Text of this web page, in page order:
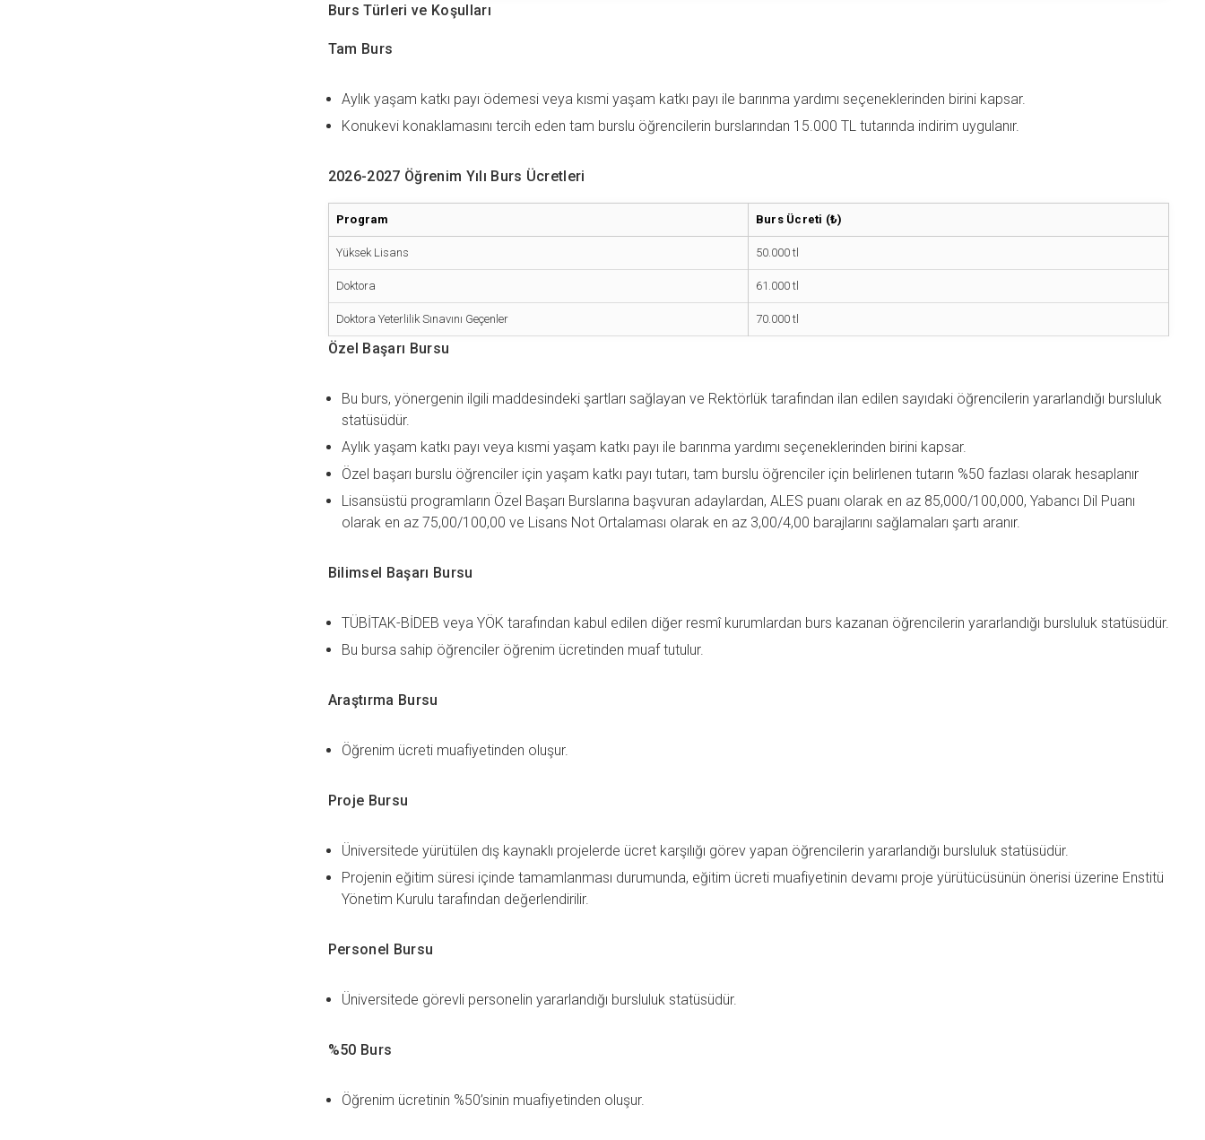
Burs Türleri ve Koşulları
Tam Burs
Aylık yaşam katkı payı ödemesi veya kısmi yaşam katkı payı ile barınma yardımı seçeneklerinden birini kapsar.
Konukevi konaklamasını tercih eden tam burslu öğrencilerin burslarından 15.000 TL tutarında indirim uygulanır.
2026-2027 Öğrenim Yılı Burs Ücretleri
Program Burs Ücreti (₺)
Yüksek Lisans 50.000 tl
Doktora 61.000 tl
Doktora Yeterlilik Sınavını Geçenler 70.000 tl
Özel Başarı Bursu
Bu burs, yönergenin ilgili maddesindeki şartları sağlayan ve Rektörlük tarafından ilan edilen sayıdaki öğrencilerin yararlandığı bursluluk
statüsüdür.
Aylık yaşam katkı payı veya kısmi yaşam katkı payı ile barınma yardımı seçeneklerinden birini kapsar.
Özel başarı burslu öğrenciler için yaşam katkı payı tutarı, tam burslu öğrenciler için belirlenen tutarın %50 fazlası olarak hesaplanır
Lisansüstü programların Özel Başarı Burslarına başvuran adaylardan, ALES puanı olarak en az 85,000/100,000, Yabancı Dil Puanı
olarak en az 75,00/100,00 ve Lisans Not Ortalaması olarak en az 3,00/4,00 barajlarını sağlamaları şartı aranır.
Bilimsel Başarı Bursu
TÜBİTAK-BİDEB veya YÖK tarafından kabul edilen diğer resmî kurumlardan burs kazanan öğrencilerin yararlandığı bursluluk statüsüdür.
Bu bursa sahip öğrenciler öğrenim ücretinden muaf tutulur.
Araştırma Bursu
Öğrenim ücreti muafiyetinden oluşur.
Proje Bursu
Üniversitede yürütülen dış kaynaklı projelerde ücret karşılığı görev yapan öğrencilerin yararlandığı bursluluk statüsüdür.
Projenin eğitim süresi içinde tamamlanması durumunda, eğitim ücreti muafiyetinin devamı proje yürütücüsünün önerisi üzerine Enstitü
Yönetim Kurulu tarafından değerlendirilir.
Personel Bursu
Üniversitede görevli personelin yararlandığı bursluluk statüsüdür.
%50 Burs
Öğrenim ücretinin %50’sinin muafiyetinden oluşur.